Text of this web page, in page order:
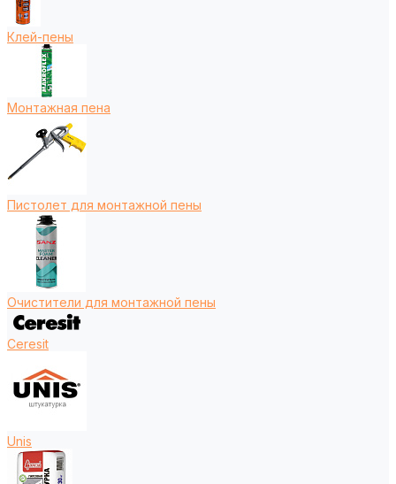
Клей-пены
Монтажная пена
Пистолет для монтажной пены
Очистители для монтажной пены
Ceresit
Unis